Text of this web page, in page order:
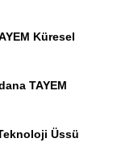
Küresel
TAYEM
Üssü